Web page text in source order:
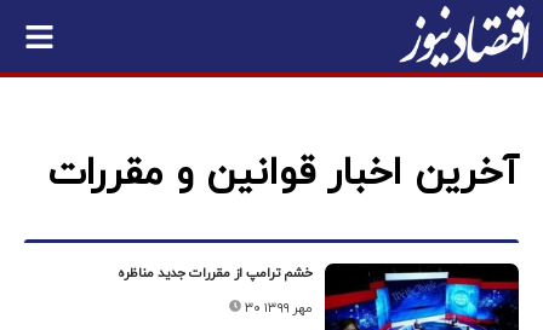
آخرین اخبار قوانین و مقررات
خشم ترامپ از مقررات جدید مناظره
۳۰ مهر ۱۳۹۹